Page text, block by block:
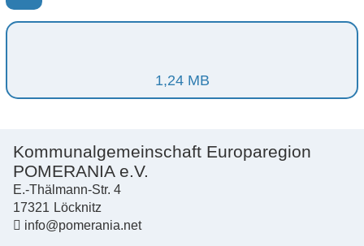
1,24 MB
Kommunalgemeinschaft Europaregion
POMERANIA e.V.
E.-Thälmann-Str. 4
17321 Löcknitz
info@pomerania.net